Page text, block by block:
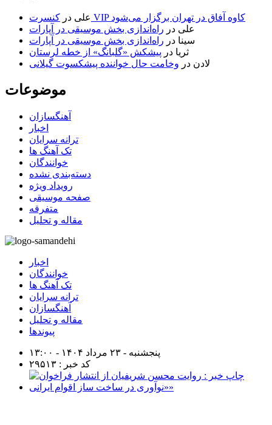
علی در
کنسرت VIP کاوه آفاق در تهران برگزار می‌شود
علی در راه‌اندازی بخش موسیقی در آپارات
سینا در راه‌اندازی بخش موسیقی در آپارات
ثریا در پیشکش «گلبانگ» از خطه لرستان
لادن در وخامت حال خواننده پیشکسوت گیلانی
موضوعات
آهنگسازان
اخبار
ترانه سرایان
تک آهنگ ها
خوانندگان
دسته‌بندی نشده
رویداد ویژه
صفحه موسیقی
متفرقه
مقاله و تحلیل
اخبار
خوانندگان
تک آهنگ ها
ترانه سرایان
آهنگسازان
مقاله و تحلیل
پیوندها
پنجشنبه - ۲۳ مرداد ۱۴۰۴ - ۱۳:۰۰
کد خبر : ۲۹۵۱۳